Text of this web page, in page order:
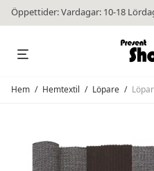
Öppettider: Vardagar: 10-18
Hem / Hemtextil / Löpare /